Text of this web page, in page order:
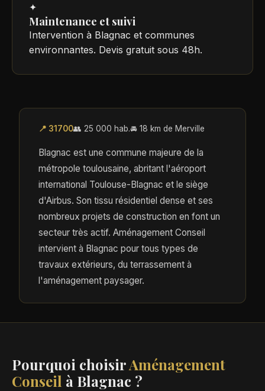
✦
Maintenance et suivi
Intervention à Blagnac et communes
environnantes. Devis gratuit sous 48h.
📍 31700👥 25 000 hab.🚘 18 km de Merville
Blagnac est une commune majeure de la
métropole toulousaine, abritant l'aéroport
international Toulouse-Blagnac et le siège
d'Airbus. Son tissu résidentiel dense et ses
nombreux projets de construction en font un
secteur très actif. Aménagement Conseil
intervient à Blagnac pour tous types de
travaux extérieurs, du terrassement à
l'aménagement paysager.
Pourquoi choisirAménagement
Conseil à Blagnac ?